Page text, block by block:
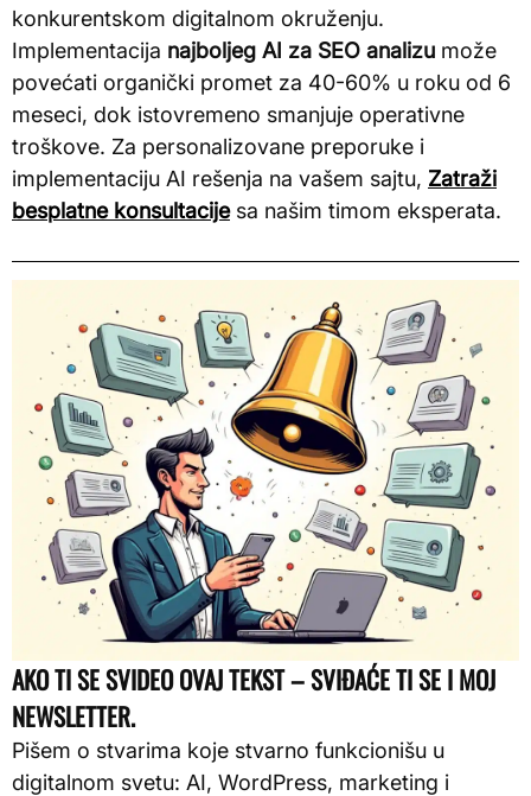
konkurentskom digitalnom okruženju.
Implementacija najboljeg AI za SEO analizu može
povećati organički promet za 40-60% u roku od 6
meseci, dok istovremeno smanjuje operativne
troškove. Za personalizovane preporuke i
implementaciju AI rešenja na vašem sajtu, Zatraži
besplatne konsultacijesa našim timom eksperata.
AKO TI SE SVIDEO OVAJ TEKST – SVIĐAĆE TI SE I MOJ
NEWSLETTER.
Pišem o stvarima koje stvarno funkcionišu u
digitalnom svetu: AI, WordPress, marketing i